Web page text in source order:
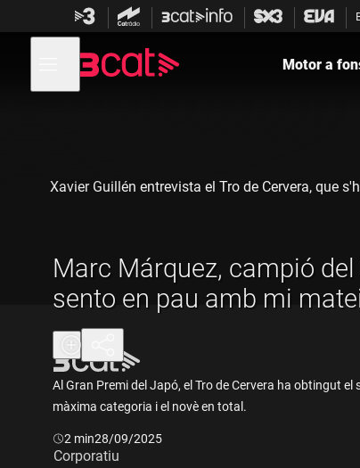
contingut
menú
de
Motor a
Marc Márquez, campió del
sento en pau amb mi
Al Gran Premi del Japó, el Tro de Cervera ha obtingut el
màxima categoria i el novè en total.
Durada:
2 min28/09/2025
Xavier Guillén entrevista el Tro de Cervera, que
Corporatiu